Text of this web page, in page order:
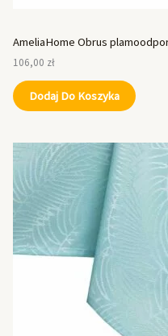
AmeliaHome Obrus
106,00 zł
Dodaj Do Koszyka